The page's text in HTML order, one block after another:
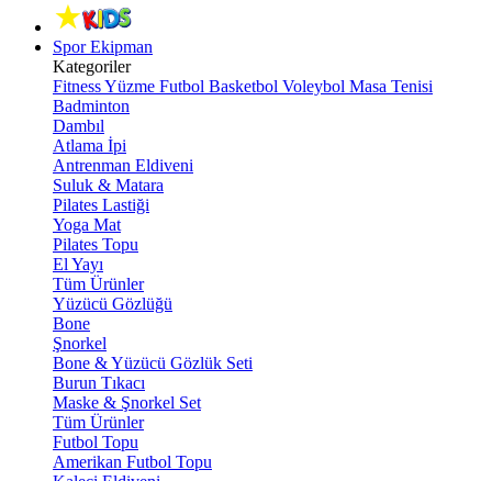
Spor Ekipman
Kategoriler
FitnessYüzme Futbol Basketbol Voleybol Masa Tenisi
Badminton
Dambıl
Atlama İpi
Antrenman Eldiveni
Suluk & Matara
Pilates Lastiği
Yoga Mat
Pilates Topu
El Yayı
Tüm Ürünler
Yüzücü Gözlüğü
Bone
Şnorkel
Bone & Yüzücü Gözlük Seti
Burun Tıkacı
Maske & Şnorkel Set
Tüm Ürünler
Futbol Topu
Amerikan Futbol Topu